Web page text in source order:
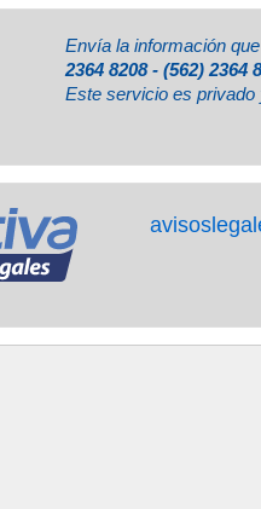
Envía la información
2364 8208 - (562) 2364
Este servicio es privado